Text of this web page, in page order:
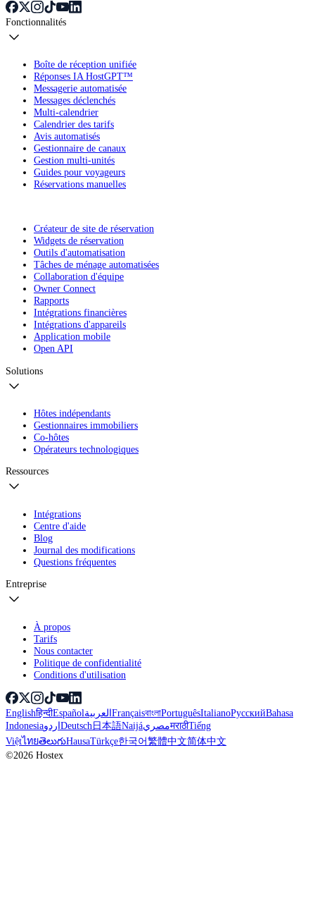
Fonctionnalités
Boîte de réception unifiée
Réponses IA HostGPT™
Messagerie automatisée
Messages déclenchés
Multi-calendrier
Calendrier des tarifs
Avis automatisés
Gestionnaire de canaux
Gestion multi-unités
Guides pour voyageurs
Réservations manuelles
Créateur de site de réservation
Widgets de réservation
Outils d'automatisation
Tâches de ménage automatisées
Collaboration d'équipe
Owner Connect
Rapports
Intégrations financières
Intégrations d'appareils
Application mobile
Open API
Solutions
Hôtes indépendants
Gestionnaires immobiliers
Co-hôtes
Opérateurs technologiques
Ressources
Intégrations
Centre d'aide
Blog
Journal des modifications
Questions fréquentes
Entreprise
À propos
Tarifs
Nous contacter
Politique de confidentialité
Conditions d'utilisation
Englishहिन्दीEspañolالعربيةFrançaisবাংলাPortuguêsItalianoРусскийBahasa
IndonesiaاردوDeutsch日本語NaijáمصريमराठीTiếng
ViệtไทยతెలుగుHausaTürkçe한국어繁體中文简体中文
©2026 Hostex